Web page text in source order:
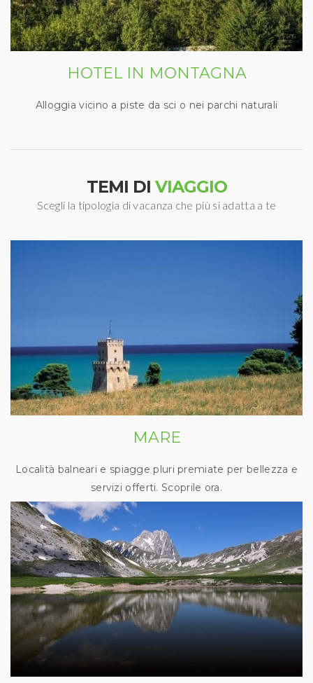
HOTEL IN MONTAGNA
Alloggia vicino a piste da sci o nei parchi naturali
TEMI DI VIAGGIO
Scegli la tipologia di vacanza che più si adatta a te
MARE
Località balneari e spiagge pluri premiate per bellezza e
servizi offerti. Scoprile ora.